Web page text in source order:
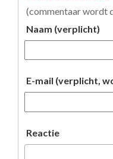
(commentaar wordt
Naam (verplicht)
E-mail (verplicht,
Reactie